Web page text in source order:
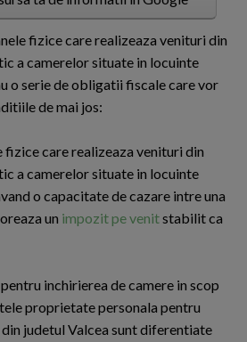
fizice care realizeaza venituri din
a camerelor situate in locuinte
o serie de obligatii fiscale care vor
de mai jos:
care realizeaza venituri din
a camerelor situate in locuinte
o capacitate de cazare intre una
un impozit pe venitstabilit ca
inchirierea de camere in scop
proprietate personala pentru
judetul Valcea sunt diferentiate